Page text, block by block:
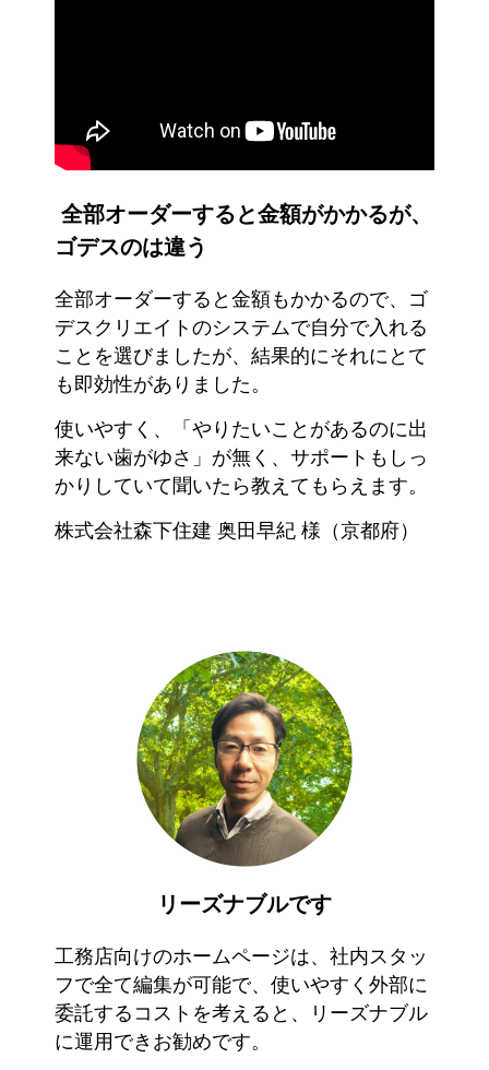
全部オーダーすると金額がかかるが、
ゴデスのは違う
全部オーダーすると金額もかかるので、ゴ
デスクリエイトのシステムで自分で入れる
ことを選びましたが、結果的にそれにとて
も即効性がありました。
使いやすく、「やりたいことがあるのに出
来ない歯がゆさ」が無く、サポートもしっ
かりしていて聞いたら教えてもらえます。
株式会社森下住建 奥田早紀 様（京都府）
リーズナブルです
工務店向けのホームページは、社内スタッ
フで全て編集が可能で、使いやすく外部に
委託するコストを考えると、リーズナブル
に運用できお勧めです。